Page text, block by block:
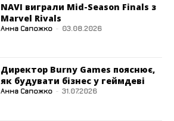
NAVI виграли Mid-Season Finals з
Marvel Rivals
Анна Сапожко - 03.08.2026
Директор Burny Games пояснює,
як будувати бізнес у геймдеві
Анна Сапожко - 31.07.2026